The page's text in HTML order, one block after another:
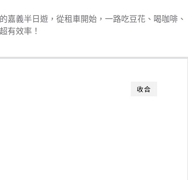
嘉義半日遊，從租車開始，一路吃豆花、喝咖啡、
有效率！
收合